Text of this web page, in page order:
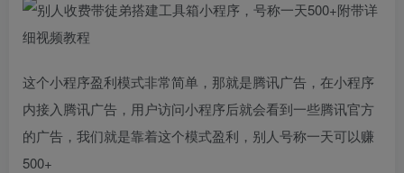
这个小程序盈利模式非常简单，那就是腾讯广告，在小程序
内接入腾讯广告，用户访问小程序后就会看到一些腾讯官方
的广告，我们就是靠着这个模式盈利，别人号称一天可以赚
500+